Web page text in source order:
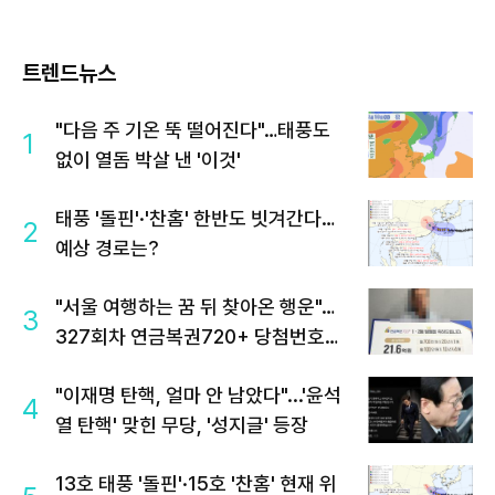
트렌드뉴스
1
"다음 주 기온 뚝 떨어진다"…태풍도
없이 열돔 박살 낸 '이것'
2
태풍 '돌핀'·'찬홈' 한반도 빗겨간다…
예상 경로는?
3
"서울 여행하는 꿈 뒤 찾아온 행운"…
327회차 연금복권720+ 당첨번호조
4
"이재명 탄핵, 얼마 안 남았다"...'윤석
열 탄핵' 맞힌 무당, '성지글' 등장
13호 태풍 '돌핀'·15호 '찬홈' 현재 위